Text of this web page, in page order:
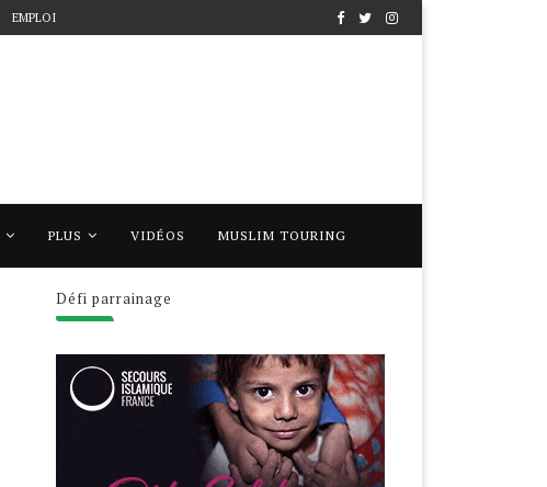
EMPLOI
PLUS VIDÉOS MUSLIM TOURING
Défi parrainage